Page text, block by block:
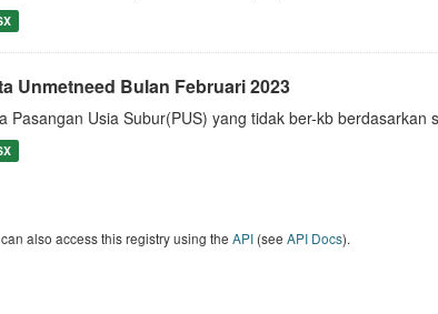
Unmetneed Bulan Februari 2023
Pasangan Usia Subur(PUS) yang tidak ber-kb
also access this registry using the API (see API Docs).